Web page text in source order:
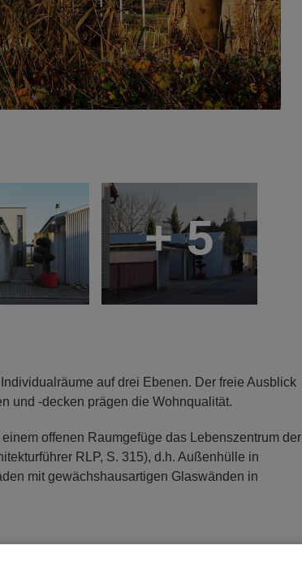
+ 5
auf drei Ebenen. Der freie Ausblick
und -decken prägen die Wohnqualität.
offenen Raumgefüge das Lebenszentrum der
RLP, S. 315), d.h. Außenhülle in
mit gewächshausartigen Glaswänden in